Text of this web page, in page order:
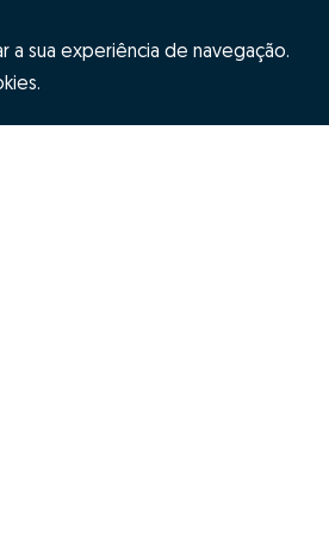
a sua experiência de navegação.